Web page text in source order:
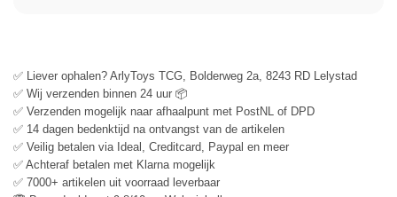
✅ Liever ophalen? ArlyToys TCG, Bolderweg 2a, 8243 RD Lelystad
✅ Wij verzenden binnen 24 uur 📦
✅ Verzenden mogelijk naar afhaalpunt met PostNL of DPD
✅ 14 dagen bedenktijd na ontvangst van de artikelen
✅ Veilig betalen via Ideal, Creditcard, Paypal en meer
✅ Achteraf betalen met Klarna mogelijk
✅ 7000+ artikelen uit voorraad leverbaar